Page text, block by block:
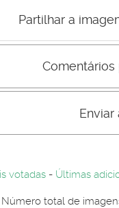
Partilhar a
não são
Por-favor registe-
Enviar
votadas - Últimas
Número total de